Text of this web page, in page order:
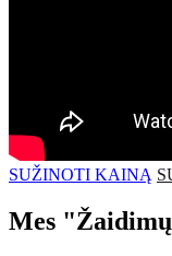
SUŽINOTI KAINĄ
Mes